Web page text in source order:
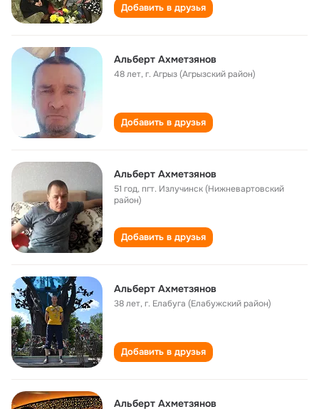
Добавить в друзья
Альберт Ахметзянов
48 лет,г. Агрыз (Агрызский район)
Добавить в друзья
Альберт Ахметзянов
51 год,пгт. Излучинск (Нижневартовский
район)
Добавить в друзья
Альберт Ахметзянов
38 лет,г. Елабуга (Елабужский район)
Добавить в друзья
Альберт Ахметзянов